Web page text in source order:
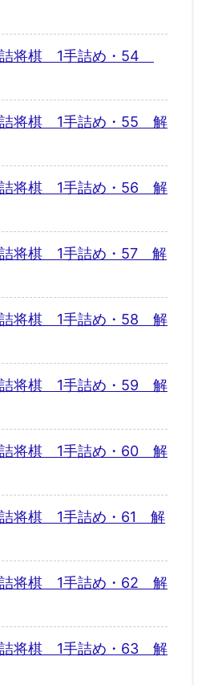
詰将棋 1手詰め・54
詰将棋 1手詰め・55 解
詰将棋 1手詰め・56 解
詰将棋 1手詰め・57 解
詰将棋 1手詰め・58 解
詰将棋 1手詰め・59 解
詰将棋 1手詰め・60 解
詰将棋 1手詰め・61 解
詰将棋 1手詰め・62 解
詰将棋 1手詰め・63 解